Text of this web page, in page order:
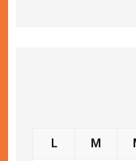
L M